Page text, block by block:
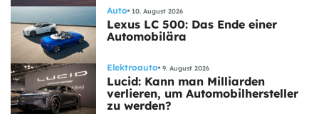
Auto 10. August 2026
Lexus LC 500: Das Ende einer
Automobilära
Elektroauto 9. August 2026
Lucid: Kann man Milliarden
verlieren, um Automobilhersteller
zu werden?